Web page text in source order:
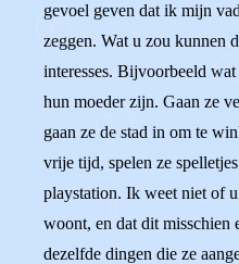
gevoel geven dat ik mijn
zeggen. Wat u zou kunnen
interesses. Bijvoorbeeld
hun moeder zijn. Gaan ze
gaan ze de stad in om te
vrije tijd, spelen ze
playstation. Ik weet niet of
woont, en dat dit misschien
dezelfde dingen die ze